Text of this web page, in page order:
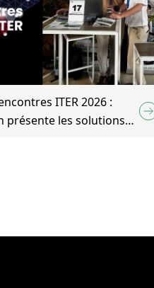
ITER 2026 :
présente les solutions